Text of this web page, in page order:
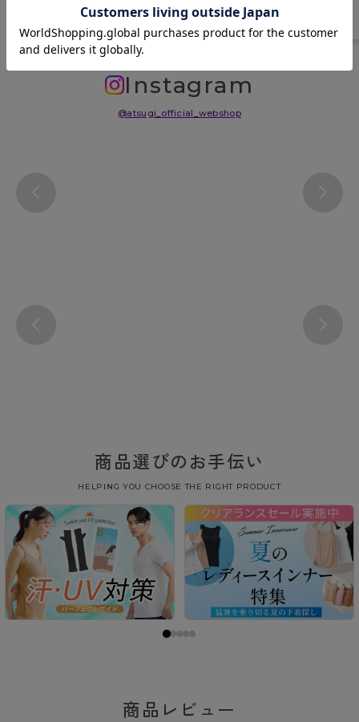
洗濯表示について よくある質問(FAQ)
Instagram
@atsugi_official_webshop
商品選びのお手伝い
HELPING YOU CHOOSE THE RIGHT PRODUCT
商品レビュー